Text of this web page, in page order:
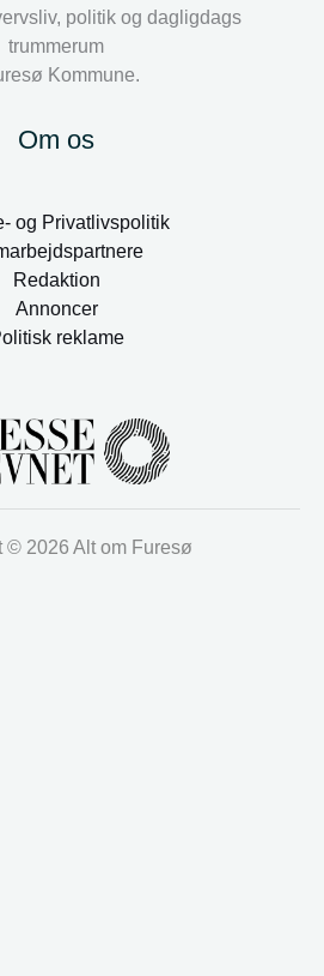
politik og dagligdags
trummerum
Kommune.
Om os
og Privatlivspolitik
Redaktion
Annoncer
reklame
© 2026 Alt om Furesø